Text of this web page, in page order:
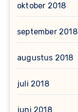
oktober 2018
september 2018
augustus 2018
juli 2018
juni 2018